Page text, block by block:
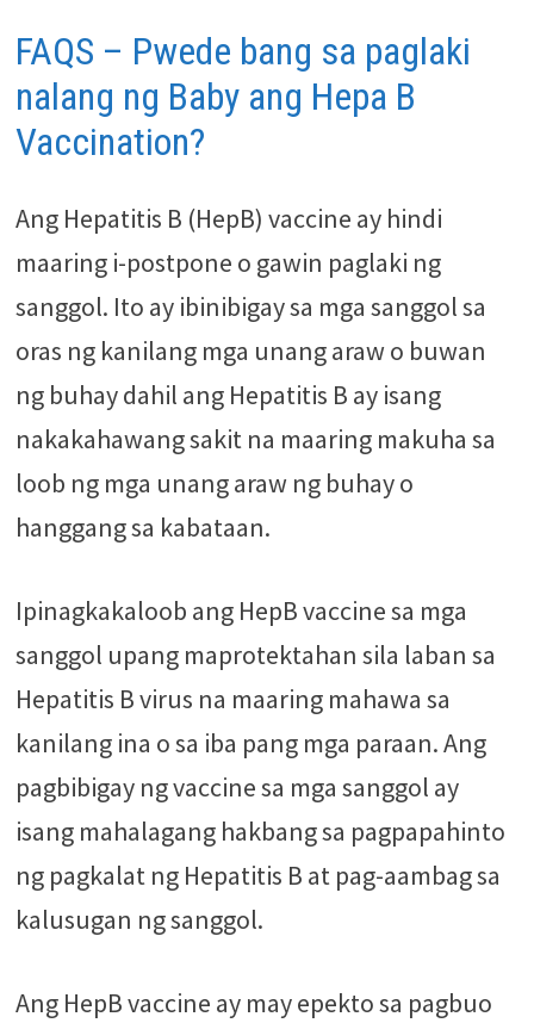
FAQS – Pwede bang sa paglaki
nalang ng Baby ang Hepa B
Vaccination?
Ang Hepatitis B (HepB) vaccine ay hindi
maaring i-postpone o gawin paglaki ng
sanggol. Ito ay ibinibigay sa mga sanggol sa
oras ng kanilang mga unang araw o buwan
ng buhay dahil ang Hepatitis B ay isang
nakakahawang sakit na maaring makuha sa
loob ng mga unang araw ng buhay o
hanggang sa kabataan.
Ipinagkakaloob ang HepB vaccine sa mga
sanggol upang maprotektahan sila laban sa
Hepatitis B virus na maaring mahawa sa
kanilang ina o sa iba pang mga paraan. Ang
pagbibigay ng vaccine sa mga sanggol ay
isang mahalagang hakbang sa pagpapahinto
ng pagkalat ng Hepatitis B at pag-aambag sa
kalusugan ng sanggol.
Ang HepB vaccine ay may epekto sa pagbuo